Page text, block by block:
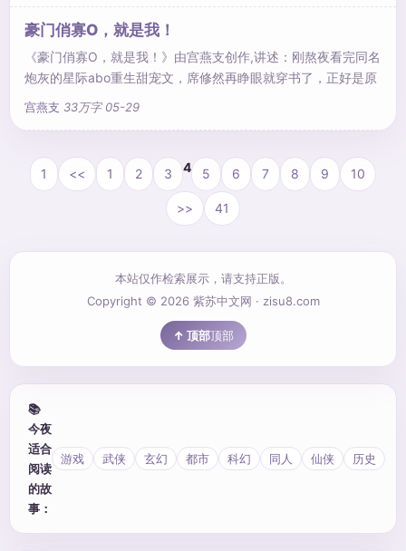
豪门俏寡O，就是我！
《豪门俏寡O，就是我！》由宫燕支创作,讲述：刚熬夜看完同名
炮灰的星际abo重生甜宠文，席修然再睁眼就穿书了，正好是原
主宁死不换婚..
宫燕支 33万字 05-29
1 << 1 2 3 4 5 6 7 8 9 10
>> 41
本站仅作检索展示，请支持正版。
Copyright © 2026 紫苏中文网 · zisu8.com
顶部
📚
今夜
适合
阅读
的故
事：
游戏 武侠 玄幻 都市 科幻 同人 仙侠 历史